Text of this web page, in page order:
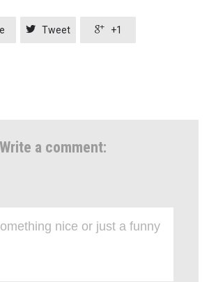
 Tweet  +1
Write a comment: